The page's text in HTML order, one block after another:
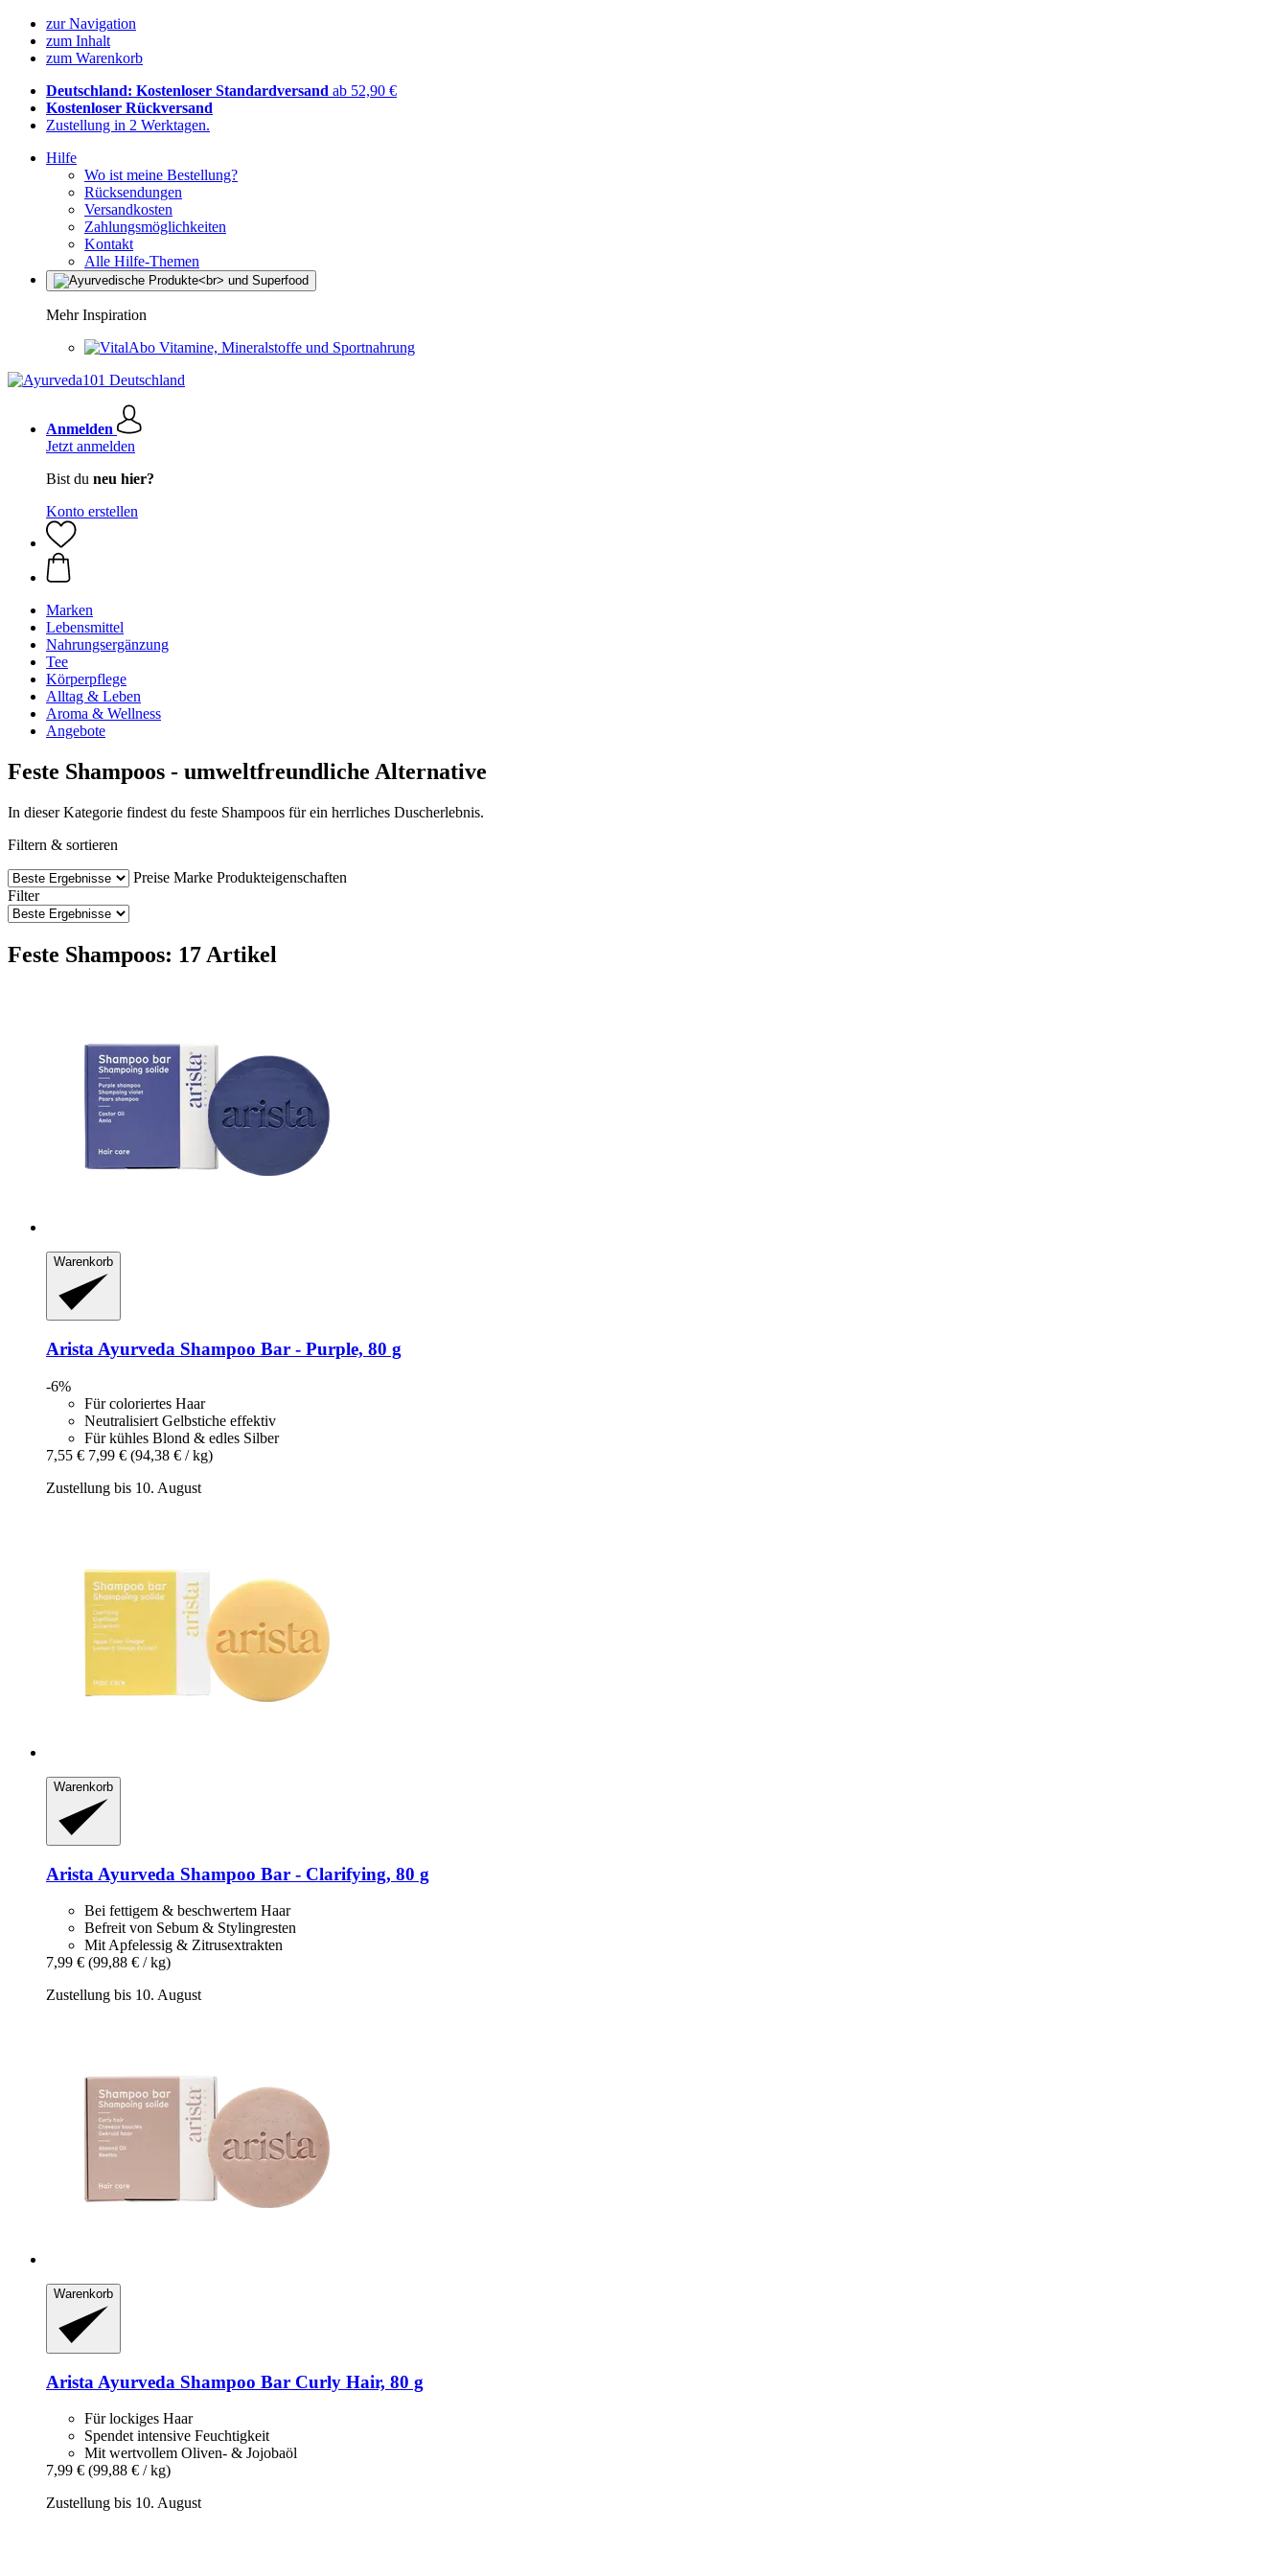
zur Navigation
zum Inhalt
zum Warenkorb
Deutschland: Kostenloser Standardversand ab 52,90 €
Kostenloser Rückversand
Zustellung in 2 Werktagen.
Hilfe
Wo ist meine Bestellung?
Rücksendungen
Versandkosten
Zahlungsmöglichkeiten
Kontakt
Alle Hilfe-Themen
Mehr Inspiration
Vitamine, Mineralstoffe und Sportnahrung
Anmelden
Jetzt anmelden
Bist du neu hier?
Konto erstellen
Marken
Lebensmittel
Nahrungsergänzung
Tee
Körperpflege
Alltag & Leben
Aroma & Wellness
Angebote
Feste Shampoos - umweltfreundliche Alternative
In dieser Kategorie findest du feste Shampoos für ein herrliches Duscherlebnis.
Filtern & sortieren
Preise Marke Produkteigenschaften
Filter
Feste Shampoos: 17 Artikel
Warenkorb
Arista Ayurveda Shampoo Bar -​ Purple, 80 g
-6%
Für coloriertes Haar
Neutralisiert Gelbstiche effektiv
Für kühles Blond & edles Silber
7,55 € 7,99 € (94,38 € / kg)
Zustellung bis 10. August
Warenkorb
Arista Ayurveda Shampoo Bar -​ Clarifying, 80 g
Bei fettigem & beschwertem Haar
Befreit von Sebum & Stylingresten
Mit Apfelessig & Zitrusextrakten
7,99 € (99,88 € / kg)
Zustellung bis 10. August
Warenkorb
Arista Ayurveda Shampoo Bar Curly Hair, 80 g
Für lockiges Haar
Spendet intensive Feuchtigkeit
Mit wertvollem Oliven- & Jojobaöl
7,99 € (99,88 € / kg)
Zustellung bis 10. August